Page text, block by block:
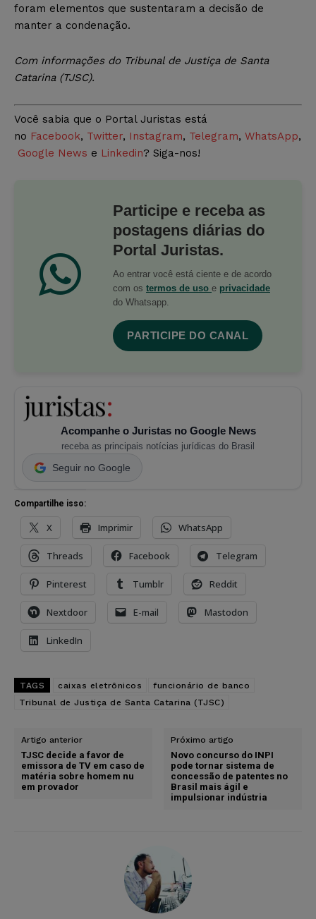
foram elementos que sustentaram a decisão de
manter a condenação.
Com informações do Tribunal de Justiça de Santa
Catarina (TJSC).
Você sabia que o Portal Juristas está
no Facebook, Twitter, Instagram, Telegram, WhatsApp,
Google News e Linkedin? Siga-nos!
Participe e receba as
postagens diárias do
Portal Juristas.
Ao entrar você está ciente e de acordo
com os termos de uso e privacidade
do Whatsapp.
PARTICIPE DO CANAL
Acompanhe o Juristas no Google News
receba as principais notícias jurídicas do Brasil
Seguir no Google
Compartilhe isso:
X Imprimir WhatsApp
Threads Facebook Telegram
Pinterest Tumblr Reddit
Nextdoor E-mail Mastodon
LinkedIn
TAGS caixas eletrônicos
funcionário de banco
Tribunal de Justiça de Santa Catarina (TJSC)
Artigo anterior
TJSC decide a favor de
emissora de TV em caso de
matéria sobre homem nu
em provador
Próximo artigo
Novo concurso do INPI
pode tornar sistema de
concessão de patentes no
Brasil mais ágil e
impulsionar indústria